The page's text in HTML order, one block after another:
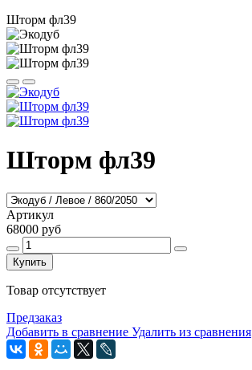
Шторм фл39
Шторм фл39
Артикул
68000 руб
Купить
Товар отсутствует
Предзаказ
Добавить в сравнение Удалить из сравнения